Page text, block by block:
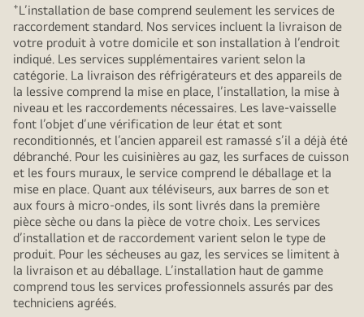
+L’installation de base comprend seulement les services de
raccordement standard. Nos services incluent la livraison de
votre produit à votre domicile et son installation à l’endroit
indiqué. Les services supplémentaires varient selon la
catégorie. La livraison des réfrigérateurs et des appareils de
la lessive comprend la mise en place, l’installation, la mise à
niveau et les raccordements nécessaires. Les lave-vaisselle
font l’objet d’une vérification de leur état et sont
reconditionnés, et l’ancien appareil est ramassé s’il a déjà été
débranché. Pour les cuisinières au gaz, les surfaces de cuisson
et les fours muraux, le service comprend le déballage et la
mise en place. Quant aux téléviseurs, aux barres de son et
aux fours à micro-ondes, ils sont livrés dans la première
pièce sèche ou dans la pièce de votre choix. Les services
d’installation et de raccordement varient selon le type de
produit. Pour les sécheuses au gaz, les services se limitent à
la livraison et au déballage. L’installation haut de gamme
comprend tous les services professionnels assurés par des
techniciens agréés.